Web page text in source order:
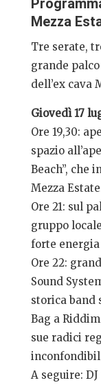
Mezza
Tre serate,
grande
dell’ex cava
Giovedì 17
Ore 19,30:
spazio
Beach”, che
Mezza
Ore 21: sul
gruppo
forte
Ore 22:
Sound
storica band
Bag a
sue radici
A seguire: